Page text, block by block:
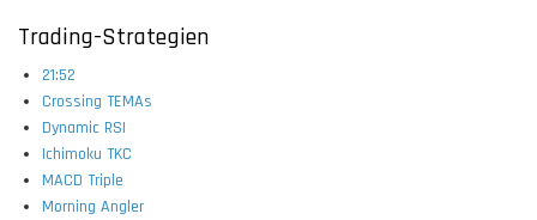
Trading-Strategien
21:52
Crossing TEMAs
Dynamic RSI
Ichimoku TKC
MACD Triple
Morning Angler